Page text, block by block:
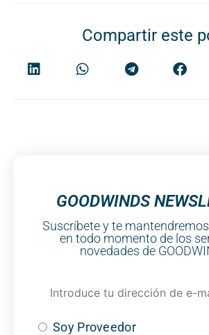
Compartir este
GOODWINDS
Suscríbete y te
en todo momento de los
novedades de
Soy Proveedor